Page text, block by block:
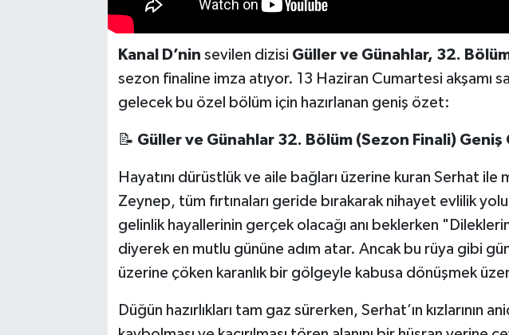
Kanal D’nin sevilen dizisi Güller ve Günahlar, 32.
sezon finaline imza atıyor. 13 Haziran Cumartesi akşamı
gelecek bu özel bölüm için hazırlanan geniş özet:
📝 Güller ve Günahlar 32. Bölüm (Sezon Finali)
Hayatını dürüstlük ve aile bağları üzerine kuran Serhat ile
Zeynep, tüm fırtınaları geride bırakarak nihayet evlilik
gelinlik hayallerinin gerçek olacağı anı beklerken
diyerek en mutlu gününe adım atar. Ancak bu rüya gibi
üzerine çöken karanlık bir gölgeyle kabusa dönüşmek
Düğün hazırlıkları tam gaz sürerken, Serhat’ın kızlarının